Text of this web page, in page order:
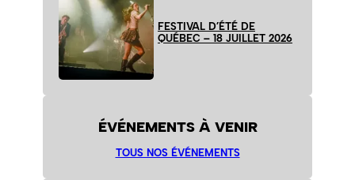
FESTIVAL D’ÉTÉ DE
QUÉBEC – 18 JUILLET 2026
ÉVÉNEMENTS À VENIR
TOUS NOS ÉVÉNEMENTS